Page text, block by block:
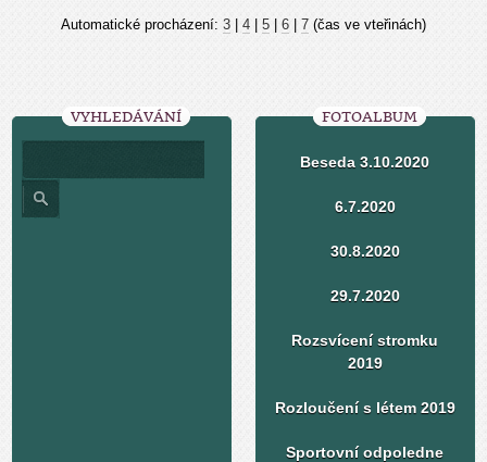
Automatické procházení: 3 4 5 6 7 (čas ve vteřinách)
VYHLEDÁVÁNÍ FOTOALBUM
Beseda 3.10.2020
6.7.2020
30.8.2020
29.7.2020
Rozsvícení stromku
2019
Rozloučení s létem 2019
Sportovní odpoledne